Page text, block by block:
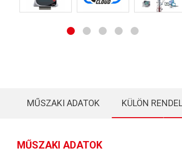
MŰSZAKI ADATOK KÜLÖN
MŰSZAKI ADATOK